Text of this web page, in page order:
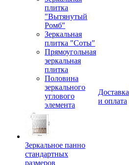
плитка
"Вытянутый
Ромб"
Зеркальная
плитка "Соты"
Прямоугольная
зеркальная
плитка
Половина
зеркального
углового
элемента
Зеркальное панно
стандартных
размеров
Доставка
и оплата